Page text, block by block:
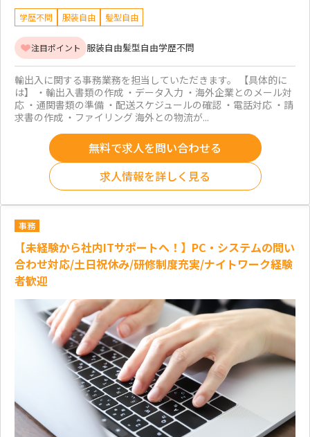
学歴不問 服装自由 髪型自由
注目ポイント 服装自由髪型自由学歴不問
輸出入に関する事務業務を担当していただきます。 【具体的に
は】 ・輸出入書類の作成 ・データ入力 ・海外企業とのメール対
応 ・通関書類の準備 ・配送スケジュールの確認 ・電話対応 ・請
求書の作成 ・ファイリング 海外との物流が...
無料で求人を問い合わせる
求人情報を詳しく見る
事務
【未経験から社内ITサポートへ！】PC・システムの問い
合わせ対応/土日祝休み/研修制度充実/ナイトワーク経験
者歓迎